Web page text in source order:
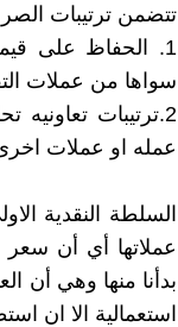
تتضمن ترتيبات
1. الحفاظ على
سواها من عملات
2.ترتيبات تعاونيه
عمله او عملات
السلطة النقدية
عملاتها أي أن سعر
بدأنا منها وهي أن
استعمالية الا ان